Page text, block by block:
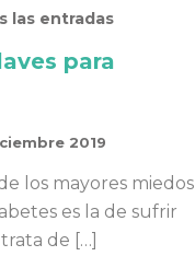
las entradas
para
2019
los mayores miedos
es la de sufrir
de […]